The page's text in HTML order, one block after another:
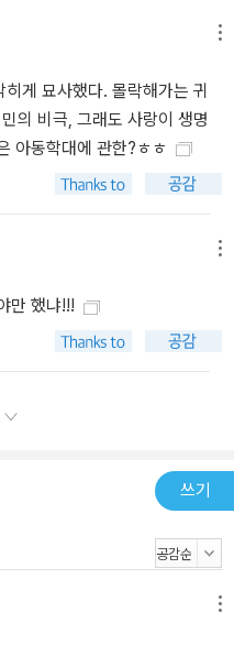
게 묘사했다. 몰락해가는 귀
의 비극, 그래도 사랑이 생명
아동학대에 관한?ㅎㅎ
만 했냐!!!
쓰기